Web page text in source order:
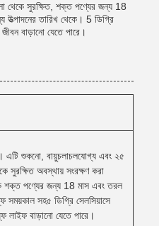
থেকে সুরক্ষিত, শক্ত পণ্যের জন্য 18
তারিখ থেকে। 5 ডিগ্রি
বাড়ানো যেতে পারে।
এটি শুকনো, বায়ুচলাচলযোগ্য এবং ২৫
সুরক্ষিত অবস্থায় সংরক্ষণ করা
শক্ত পণ্যের জন্য 18 মাস এবং তরল
সময়কাল সহ৫ ডিগ্রি সেলসিয়াসে
লাইফ বাড়ানো যেতে পারে।